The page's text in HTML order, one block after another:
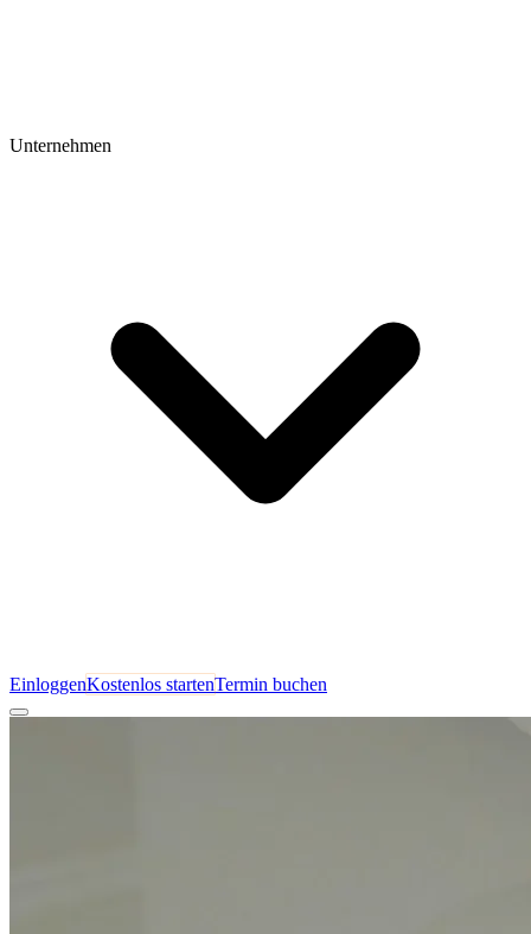
Unternehmen
EinloggenKostenlos startenTermin buchen